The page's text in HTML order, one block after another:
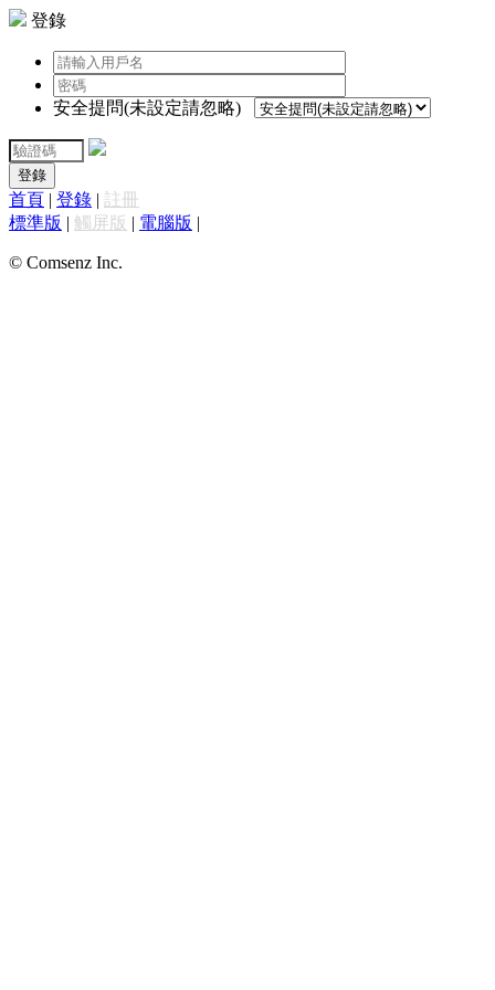
登錄
安全提問(未設定請忽略)
登錄
首頁 | 登錄 | 註冊
標準版 | 觸屏版 | 電腦版 |
© Comsenz Inc.